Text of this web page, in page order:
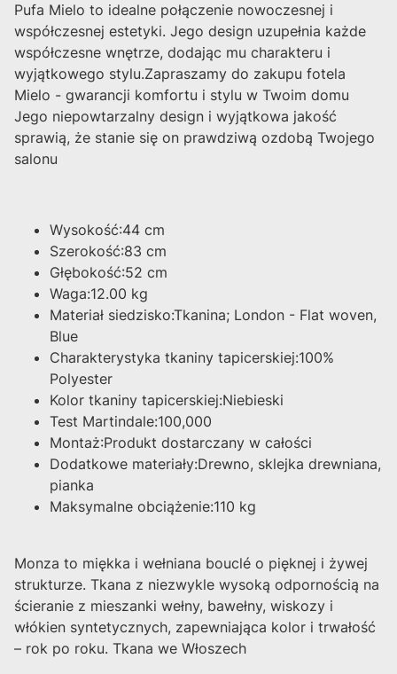
Pufa Mielo to idealne połączenie nowoczesnej i
współczesnej estetyki. Jego design uzupełnia każde
współczesne wnętrze, dodając mu charakteru i
wyjątkowego stylu.Zapraszamy do zakupu fotela
Mielo - gwarancji komfortu i stylu w Twoim domu
Jego niepowtarzalny design i wyjątkowa jakość
sprawią, że stanie się on prawdziwą ozdobą Twojego
salonu
Wysokość:44 cm
Szerokość:83 cm
Głębokość:52 cm
Waga:12.00 kg
Materiał siedzisko:Tkanina; London - Flat woven,
Blue
Charakterystyka tkaniny tapicerskiej:100%
Polyester
Kolor tkaniny tapicerskiej:Niebieski
Test Martindale:100,000
Montaż:Produkt dostarczany w całości
Dodatkowe materiały:Drewno, sklejka drewniana,
pianka
Maksymalne obciążenie:110 kg
Monza to miękka i wełniana bouclé o pięknej i żywej
strukturze. Tkana z niezwykle wysoką odpornością na
ścieranie z mieszanki wełny, bawełny, wiskozy i
włókien syntetycznych, zapewniająca kolor i trwałość
– rok po roku. Tkana we Włoszech